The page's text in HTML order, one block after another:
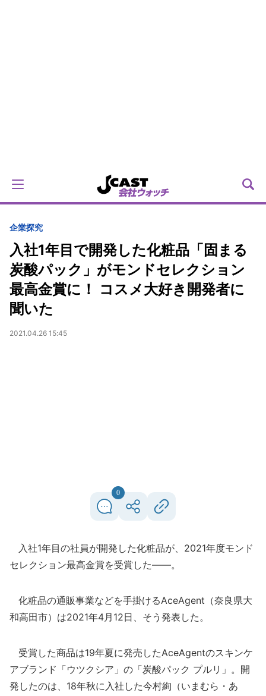
企業探究
入社1年目で開発した化粧品「固まる
炭酸パック」がモンドセレクション
最高金賞に！ コスメ大好き開発者に
聞いた
2021.04.26 15:45
0
入社1年目の社員が開発した化粧品が、2021年度モンド
セレクション最高金賞を受賞した――。
化粧品の通販事業などを手掛けるAceAgent（奈良県大
和高田市）は2021年4月12日、そう発表した。
受賞した商品は19年夏に発売したAceAgentのスキンケ
アブランド「ウツクシア」の「炭酸パック プルリ」。開
発したのは、18年秋に入社した今村絢（いまむら・あ